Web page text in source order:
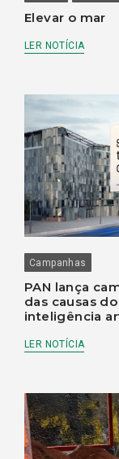
Elevar o mar
LER NOTÍCIA
Campanhas
PAN lança
das causas
inteligência
LER NOTÍCIA